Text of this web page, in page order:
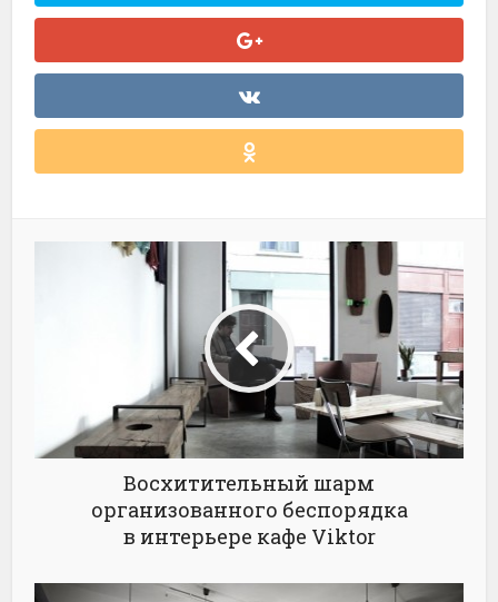
Восхитительный шарм
организованного беспорядка
в интерьере кафе Viktor